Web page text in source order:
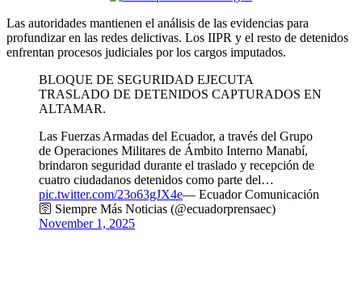
Las autoridades mantienen el análisis de las evidencias para
profundizar en las redes delictivas. Los IIPR y el resto de detenidos
enfrentan procesos judiciales por los cargos imputados.
BLOQUE DE SEGURIDAD EJECUTA
TRASLADO DE DETENIDOS CAPTURADOS EN
ALTAMAR.
Las Fuerzas Armadas del Ecuador, a través del Grupo
de Operaciones Militares de Ámbito Interno Manabí,
brindaron seguridad durante el traslado y recepción de
cuatro ciudadanos detenidos como parte del…
pic.twitter.com/23o63gJX4e— Ecuador Comunicación
🛜 Siempre Más Noticias (@ecuadorprensaec)
November 1, 2025